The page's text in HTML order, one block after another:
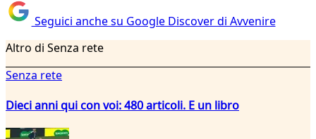
Seguici anche su Google Discover di Avvenire
Altro di Senza rete
Senza rete
Dieci anni qui con voi: 480 articoli. E un libro